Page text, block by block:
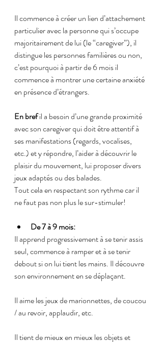
Il commence à créer un lien d’attachement
particulier avec la personne qui s’occupe
majoritairement de lui (le “caregiver”), il
distingue les personnes familières ou non,
c’est pourquoi à partir de 6 mois il
commence à montrer une certaine anxiété
en présence d’étrangers.
En bref il a besoin d’une grande proximité
avec son caregiver qui doit être attentif à
ses manifestations (regards, vocalises,
etc.) et y répondre, l’aider à découvrir le
plaisir du mouvement, lui proposer divers
jeux adaptés ou des balades.
Tout cela en respectant son rythme car il
ne faut pas non plus le sur-stimuler!
De 7 à 9 mois:
Il apprend progressivement à se tenir assis
seul, commence à ramper et à se tenir
debout si on lui tient les mains. Il découvre
son environnement en se déplaçant.
Il aime les jeux de marionnettes, de coucou
/ au revoir, applaudir, etc.
Il tient de mieux en mieux les objets et